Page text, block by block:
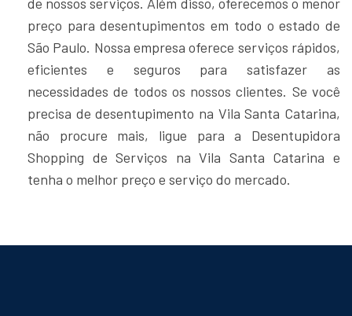
preço para desentupimentos em todo o estado de
São Paulo. Nossa empresa oferece serviços rápidos,
eficientes e seguros para satisfazer as
necessidades de todos os nossos clientes. Se você
precisa de desentupimento na Vila Santa Catarina,
não procure mais, ligue para a Desentupidora
Shopping de Serviços na Vila Santa Catarina e
tenha o melhor preço e serviço do mercado.